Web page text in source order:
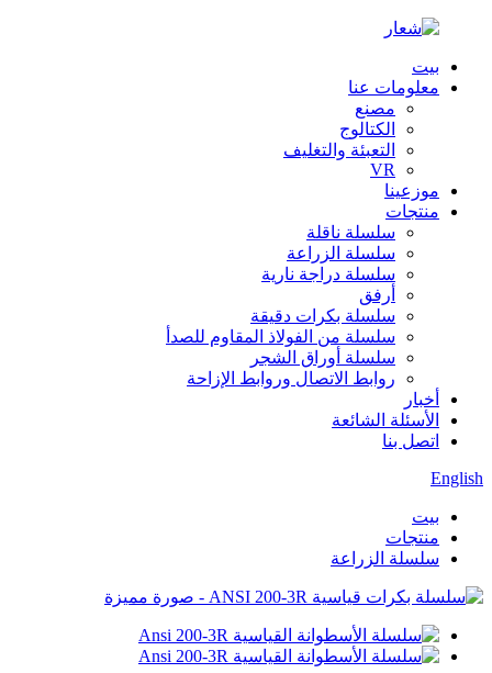
بيت
معلومات عنا
مصنع
الكتالوج
التعبئة والتغليف
VR
موزعينا
منتجات
سلسلة ناقلة
سلسلة الزراعة
سلسلة دراجة نارية
أرفق
سلسلة بكرات دقيقة
سلسلة من الفولاذ المقاوم للصدأ
سلسلة أوراق الشجر
روابط الاتصال وروابط الإزاحة
أخبار
الأسئلة الشائعة
اتصل بنا
English
بيت
منتجات
سلسلة الزراعة